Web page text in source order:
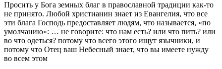
Просить у Бога земных благ в православной традиции как-то
не принято. Любой христианин знает из Евангелия, что все
эти блага Господь предоставляет людям, что называется, «по
умолчанию»: … не говорите: что нам есть? или что пить? или
во что одеться? потому что всего этого ищут язычники, и
потому что Отец ваш Небесный знает, что вы имеете нужду
во всем этом